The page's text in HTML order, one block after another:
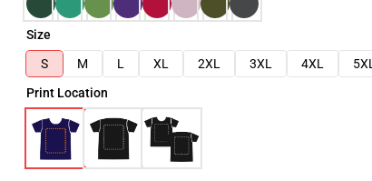
Size
S
M L XL 2XL 3XL 4XL
5XL
Print Location